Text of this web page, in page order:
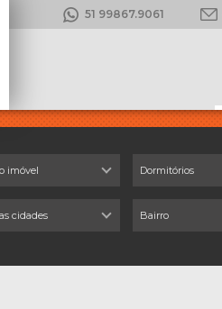
51 99867.9061
imóvel Dormitórios
cidades Bairro